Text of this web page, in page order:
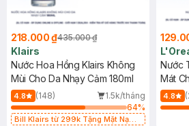
218.000 ₫435.000 ₫
Klairs
Nước Hoa Hồng Klairs Không
Mùi Cho Da Nhạy Cảm 180ml
4.8 (148)
1.5k/tháng
64%
Bill Klairs từ 299k Tặng Mặt Nạ
Nước
Mát
400ml
4.8